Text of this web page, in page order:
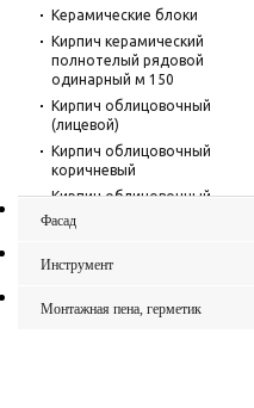
Керамические блоки
Кирпич керамический
полнотелый рядовой
одинарный м 150
Кирпич облицовочный
(лицевой)
Кирпич облицовочный
коричневый
Кирпич облицовочный
солома
красный
полнотелый одинарный
Фасад
Инструмент
Монтажная пена, герметик